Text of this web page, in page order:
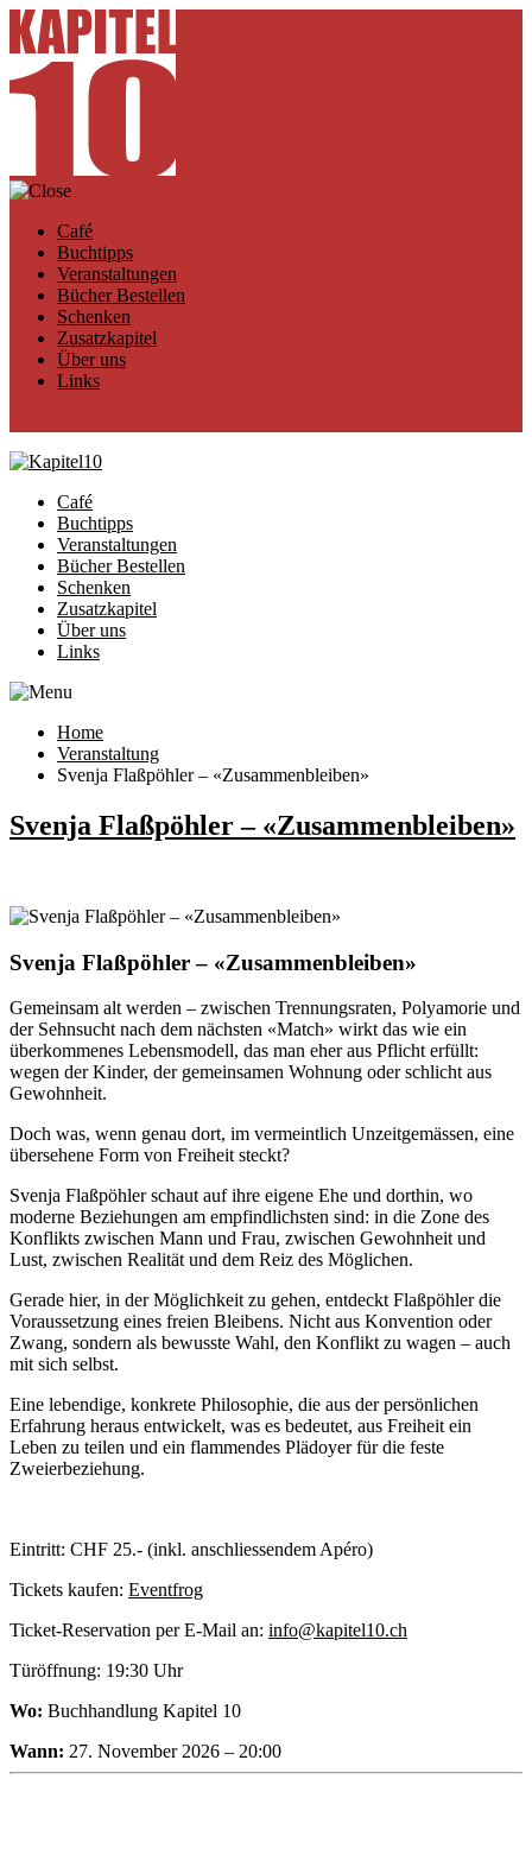
Café
Buchtipps
Veranstaltungen
Bücher Bestellen
Schenken
Zusatzkapitel
Über uns
Links
Café
Buchtipps
Veranstaltungen
Bücher Bestellen
Schenken
Zusatzkapitel
Über uns
Links
Home
Veranstaltung
Svenja Flaßpöhler – «Zusammenbleiben»
Svenja Flaßpöhler – «Zusammenbleiben»
Svenja Flaßpöhler – «Zusammenbleiben»
Gemeinsam alt werden – zwischen Trennungsraten, Polyamorie und
der Sehnsucht nach dem nächsten «Match» wirkt das wie ein
überkommenes Lebensmodell, das man eher aus Pflicht erfüllt:
wegen der Kinder, der gemeinsamen Wohnung oder schlicht aus
Gewohnheit.
Doch was, wenn genau dort, im vermeintlich Unzeitgemässen, eine
übersehene Form von Freiheit steckt?
Svenja Flaßpöhler schaut auf ihre eigene Ehe und dorthin, wo
moderne Beziehungen am empfindlichsten sind: in die Zone des
Konflikts zwischen Mann und Frau, zwischen Gewohnheit und
Lust, zwischen Realität und dem Reiz des Möglichen.
Gerade hier, in der Möglichkeit zu gehen, entdeckt Flaßpöhler die
Voraussetzung eines freien Bleibens. Nicht aus Konvention oder
Zwang, sondern als bewusste Wahl, den Konflikt zu wagen – auch
mit sich selbst.
Eine lebendige, konkrete Philosophie, die aus der persönlichen
Erfahrung heraus entwickelt, was es bedeutet, aus Freiheit ein
Leben zu teilen und ein flammendes Plädoyer für die feste
Zweierbeziehung.
Eintritt: CHF 25.- (inkl. anschliessendem Apéro)
Tickets kaufen: Eventfrog
Ticket-Reservation per E-Mail an: info@kapitel10.ch
Türöffnung: 19:30 Uhr
Wo: Buchhandlung Kapitel 10
Wann: 27. November 2026 – 20:00